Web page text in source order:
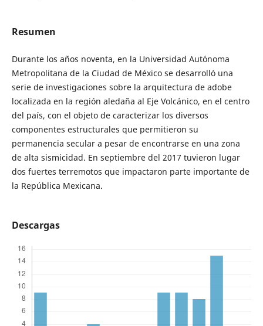
Resumen
Durante los años noventa, en la Universidad Autónoma
Metropolitana de la Ciudad de México se desarrolló una
serie de investigaciones sobre la arquitectura de adobe
localizada en la región aledaña al Eje Volcánico, en el centro
del país, con el objeto de caracterizar los diversos
componentes estructurales que permitieron su
permanencia secular a pesar de encontrarse en una zona
de alta sismicidad. En septiembre del 2017 tuvieron lugar
dos fuertes terremotos que impactaron parte importante de
la República Mexicana.
Descargas